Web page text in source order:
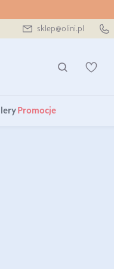
sklep@olini.pl
Promocje